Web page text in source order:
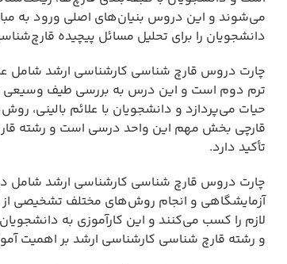
می‌شوند و این دروس بنیان‌های اصلی ورود به
دانشجویان را برای تحلیل مسائل پیچیده
چارت دروس قارچ شناسی کارشناسی ارشد
ترم دوم است و این درس به بررسی طیف وسیعی
حیات می‌پردازد و دانشجویان با علائم بالینی،
قارچی بخش مهم این واحد درسی است و رشته
تأکید دارد.
چارت دروس قارچ شناسی کارشناسی ارشد شامل
آزمایشگاهی و انجام روش‌های مختلف تشخیصی
لازم را کسب می‌کنند و این کارآموزی به
و رشته قارچ شناسی کارشناسی ارشد بر اهمیت